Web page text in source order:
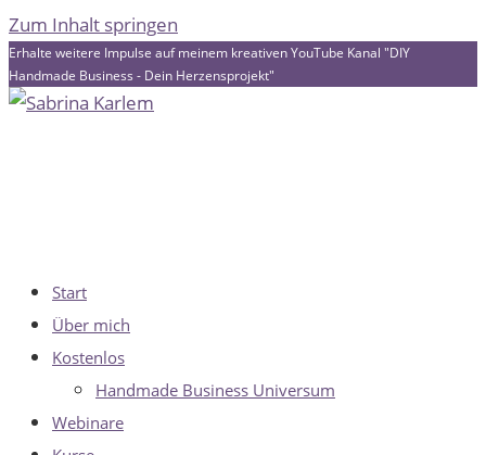
Zum Inhalt springen
Erhalte weitere Impulse auf meinem kreativen YouTube Kanal "DIY
Handmade Business - Dein Herzensprojekt"
Start
Über mich
Kostenlos
Handmade Business Universum
Webinare